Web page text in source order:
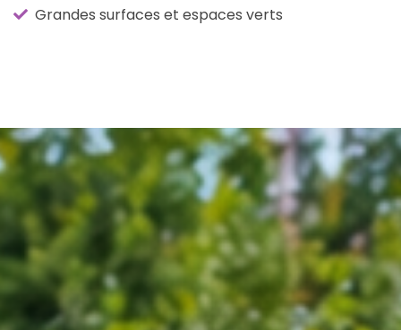
engazonnement
en Haute-Garonne
Grandes surfaces et espaces verts